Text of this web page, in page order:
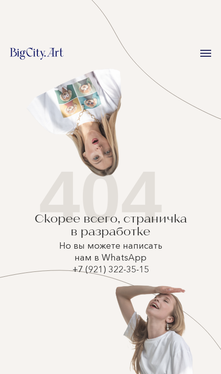
404
Скорее всего, страничка
в разработке
Но вы можете написать
нам в WhatsApp
+7 (921) 322-35-15